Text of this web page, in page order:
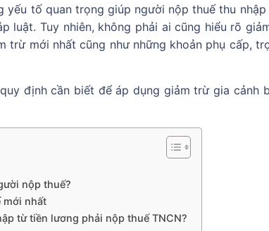
yếu tố quan trọng giúp người nộp thuế thu nhập
luật. Tuy nhiên, không phải ai cũng hiểu rõ
trừ mới nhất cũng như những khoản phụ cấp,
định cần biết để áp dụng giảm trừ gia cảnh
nộp thuế?
mới nhất
từ tiền lương phải nộp thuế TNCN?